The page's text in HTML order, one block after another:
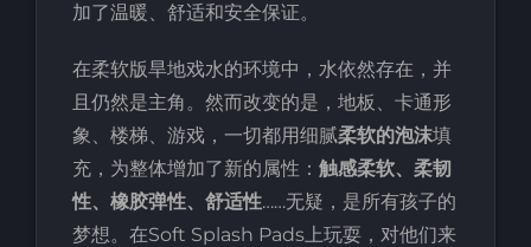
加了温暖、舒适和安全保证。
在柔软版旱地戏水的环境中，水依然存在，并
且仍然是主角。然而改变的是，地板、卡通形
象、楼梯、游戏，一切都用细腻柔软的泡沫填
充，为整体增加了新的属性： 触感柔软、柔韧
性、橡胶弹性、舒适性……无疑，是所有孩子的
梦想。在Soft Splash Pads上玩耍，对他们来